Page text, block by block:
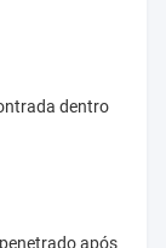
dentro
após